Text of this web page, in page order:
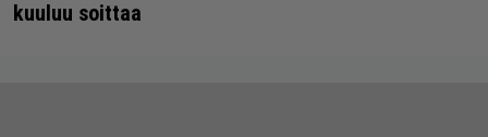
kuuluu soittaa